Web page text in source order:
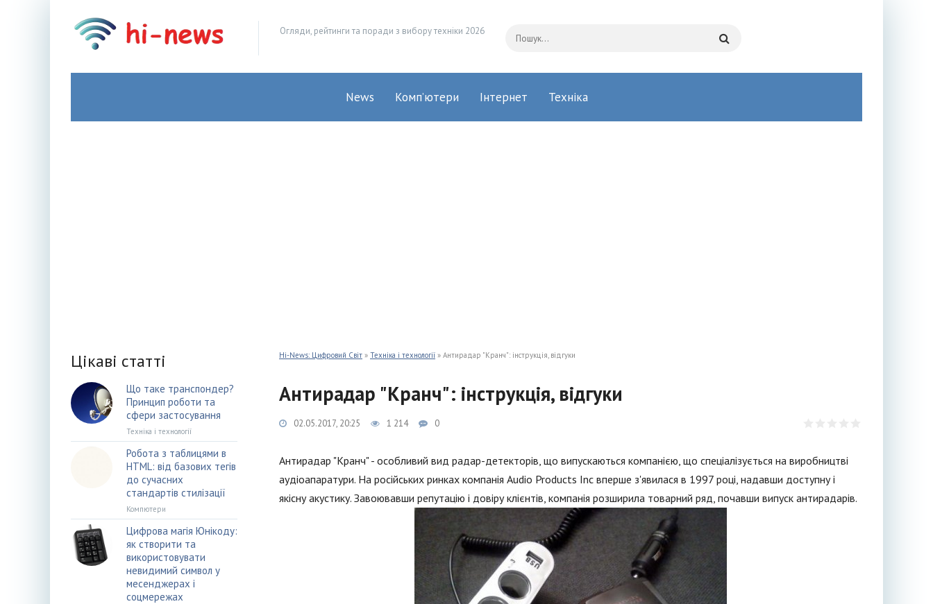
Огляди, рейтинги та поради з вибору техніки 2026
News Комп’ютери Інтернет Техніка
Hi-News: Цифровий Світ » Техніка і технології » Антирадар "Кранч": інструкція, відгуки
Антирадар "Кранч": інструкція, відгуки
02.05.2017, 20:25 1 214 0
Антирадар "Кранч" - особливий вид радар-детекторів, що випускаються компанією, що спеціалізується на виробництві
аудіоапаратури. На російських ринках компанія Audio Products Inc вперше з'явилася в 1997 році, надавши доступну і
якісну акустику. Завоювавши репутацію і довіру клієнтів, компанія розширила товарний ряд, почавши випуск антирадарів.
Цікаві статті
Що таке транспондер?
Принцип роботи та
сфери застосування
Техніка і технології
Робота з таблицями в
HTML: від базових тегів
до сучасних
стандартів стилізації
Компютери
Цифрова магія Юнікоду:
як створити та
використовувати
невидимий символ у
месенджерах і
соцмережах